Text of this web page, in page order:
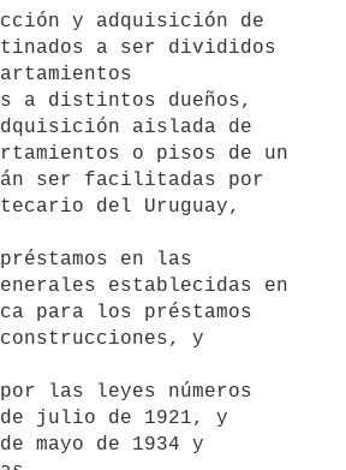
a ser divididos
a distintos dueños,
aislada de
o pisos de un
ser facilitadas por
del Uruguay,
en las
establecidas en
para los préstamos
construcciones, y
las leyes números
julio de 1921, y
mayo de 1934 y